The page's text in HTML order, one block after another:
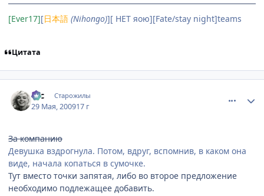
[Ever17][日本語 (Nihongo)][ НЕТ яою][Fate/stay night]teams
Цитата
asc Старожилы
29 Мая, 200917 г
За компанию
Девушка вздрогнула. Потом, вдруг, вспомнив, в каком она
виде, начала копаться в сумочке.
Тут вместо точки запятая, либо во второе предложение
необходимо подлежащее добавить.